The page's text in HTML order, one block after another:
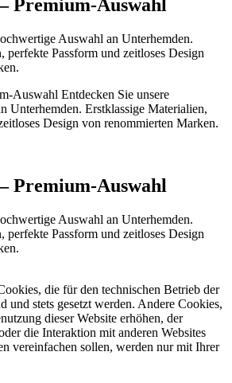
Premium-Auswahl
Auswahl an Unterhemden.
perfekte Passform und zeitloses Design
Auswahl Entdecken Sie unsere
Unterhemden. Erstklassige Materialien,
Design von renommierten Marken.
Premium-Auswahl
Auswahl an Unterhemden.
perfekte Passform und zeitloses Design
die für den technischen Betrieb der
und stets gesetzt werden. Andere Cookies,
dieser Website erhöhen, der
die Interaktion mit anderen Websites
vereinfachen sollen, werden nur mit Ihrer